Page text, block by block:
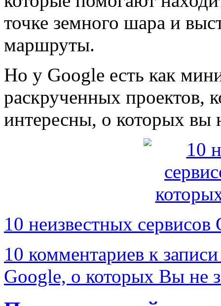
точке земного шара и
маршруты.
Но у Google есть как
раскрученных проектов,
интересны, о которых вы
10 неизвестных сервисов
10 комментариев к
Google, о которых Вы не